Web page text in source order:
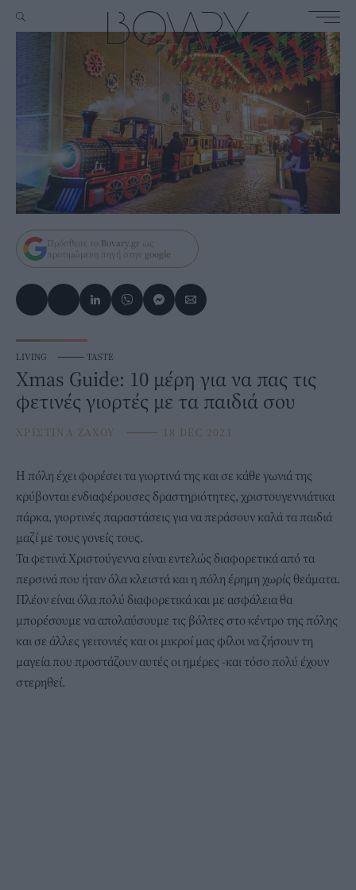
Πρόσθεσε το Bovary.gr ως
προτιμώμενη πηγή στην google
LIVING ⸻ TASTE
Xmas Guide: 10 μέρη για να πας τις
φετινές γιορτές με τα παιδιά σου
ΧΡΙΣΤΙΝΑ ΖΑΧΟΥ ⸻ 18 DEC 2021
Η πόλη έχει φορέσει τα γιορτινά της και σε κάθε γωνιά της
κρύβονται ενδιαφέρουσες δραστηριότητες, χριστουγεννιάτικα
πάρκα, γιορτινές παραστάσεις για να περάσουν καλά τα παιδιά
μαζί με τους γονείς τους.
Τα φετινά Χριστούγεννα είναι εντελώς διαφορετικά από τα
περσινά που ήταν όλα κλειστά και η πόλη έρημη χωρίς θεάματα.
Πλέον είναι όλα πολύ διαφορετικά και με ασφάλεια θα
μπορέσουμε να απολαύσουμε τις βόλτες στο κέντρο της πόλης
και σε άλλες γειτονιές και οι μικροί μας φίλοι να ζήσουν τη
μαγεία που προστάζουν αυτές οι ημέρες -και τόσο πολύ έχουν
στερηθεί.